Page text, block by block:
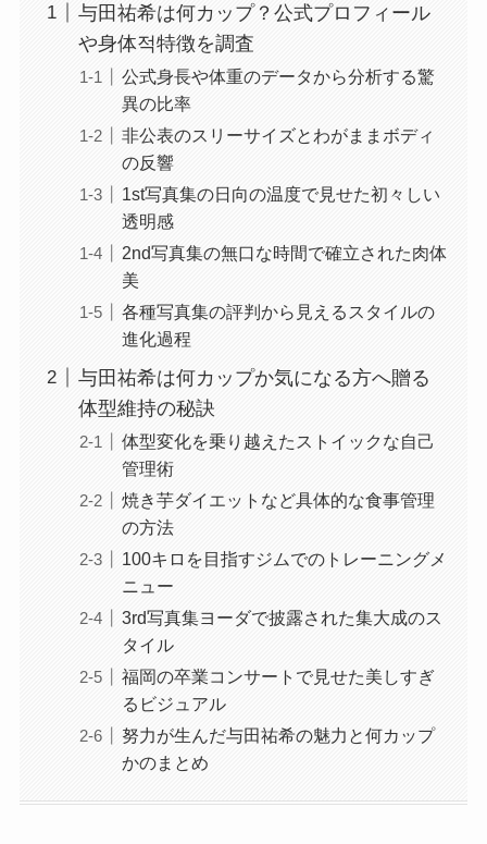
与田祐希は何カップ？公式プロフィール
や身体적特徴を調査
公式身長や体重のデータから分析する驚
異の比率
非公表のスリーサイズとわがままボディ
の反響
1st写真集の日向の温度で見せた初々しい
透明感
2nd写真集の無口な時間で確立された肉体
美
各種写真集の評判から見えるスタイルの
進化過程
与田祐希は何カップか気になる方へ贈る
体型維持の秘訣
体型変化を乗り越えたストイックな自己
管理術
焼き芋ダイエットなど具体的な食事管理
の方法
100キロを目指すジムでのトレーニングメ
ニュー
3rd写真集ヨーダで披露された集大成のス
タイル
福岡の卒業コンサートで見せた美しすぎ
るビジュアル
努力が生んだ与田祐希の魅力と何カップ
かのまとめ